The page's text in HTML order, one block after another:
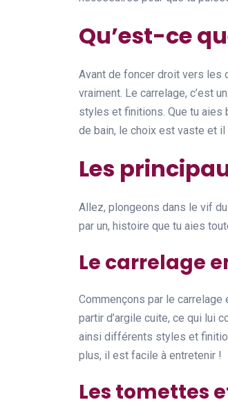
Qu’est-ce
Avant de foncer droit vers les
vraiment. Le carrelage, c’est
styles et finitions. Que tu aies
de bain, le choix est vaste et il
Les
Allez, plongeons dans le vif
par un, histoire que tu aies
Le carrelage
Commençons par le
partir d’argile cuite, ce qui lui
ainsi différents styles et
plus, il est facile à entretenir !
Les tomettes